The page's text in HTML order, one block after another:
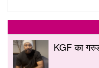
KGF का